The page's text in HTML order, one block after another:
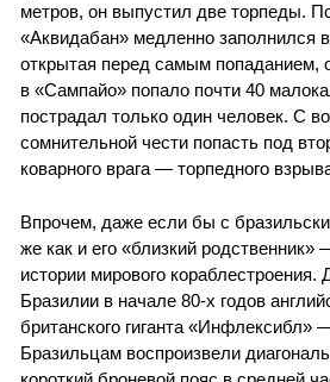
метров, он выпустил две торпеды.
«Аквидабан» медленно заполнился
открытая перед самым попаданием,
в «Сампайо» попало почти 40
пострадал только один человек. С
сомнительной чести попасть под
коварного врага — торпедного
Впрочем, даже если бы с
же как и его «близкий
истории мирового
Бразилии в начале 80-х годов
британского гиганта «Инфлексибл»
Бразильцам воспроизвели